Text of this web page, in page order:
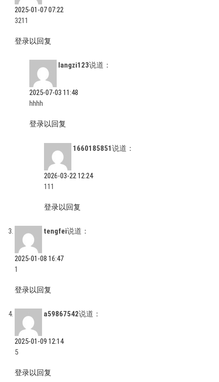
2025-01-07 07:22
3211
登录以回复
langzi123说道：
2025-07-03 11:48
hhhh
登录以回复
1660185851说道：
2026-03-22 12:24
111
登录以回复
tengfei说道：
2025-01-08 16:47
1
登录以回复
a59867542说道：
2025-01-09 12:14
5
登录以回复